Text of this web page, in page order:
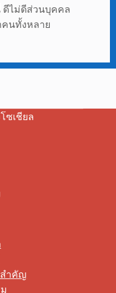
ดีไม่ดีส่วนบุคคล
คนทั้งหลาย
ซเชียล
ำคัญ